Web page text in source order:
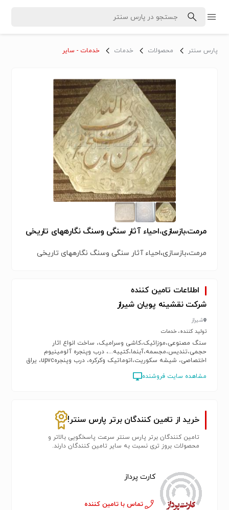
پارس سنتر محصولات خدمات خدمات - سایر
مرمت،بازسازی،احیاء آثار سنگی وسنگ نگارههای تاریخی
مرمت،بازسازی،احیاء آثار سنگی وسنگ نگارههای تاریخی
اطلاعات تامین کننده
شرکت نقشینه پویان شیراز
شیراز
تولید کننده، خدمات
سنگ مصنوعی،موزائیک،کاشی وسرامیک، ساخت انواع اثار
حجمی،تندیس،مجسمه،آبنما،کتیبه...، درب وپنجره آلومینیوم
اختصاصی، شیشه سکوریت،اتوماتیک وکرکره، درب وپنجرهupvc، یراق
مشاهده سایت فروشنده
خرید از تامین کنندگان برتر پارس سنتر!
تامین کنندگان برتر پارس سنتر سرعت پاسخگویی بالاتر و
محصولات بروز تری نسبت به سایر تامین کنندگان دارند.
کارت پرداز
تماس با تامین کننده